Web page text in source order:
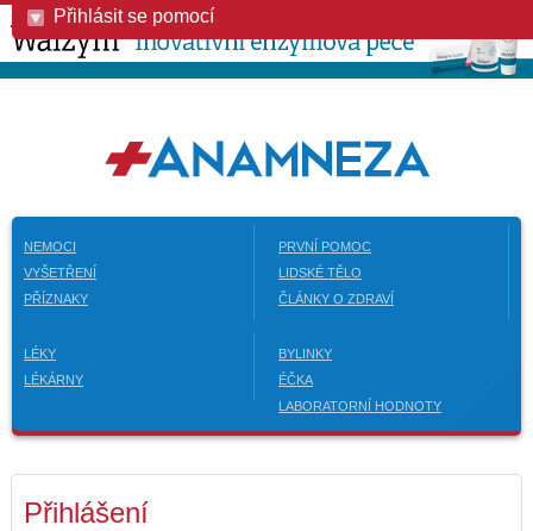
Přihlásit se pomocí
NEMOCI
VYŠETŘENÍ
PŘÍZNAKY
PRVNÍ POMOC
LIDSKÉ TĚLO
ČLÁNKY O ZDRAVÍ
LÉKY
LÉKÁRNY
BYLINKY
ÉČKA
LABORATORNÍ HODNOTY
Přihlášení